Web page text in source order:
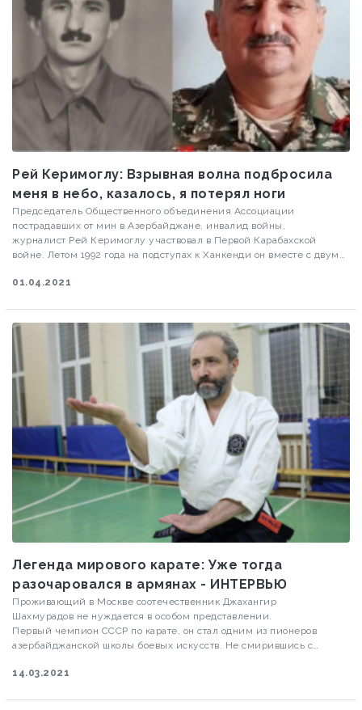
Рей Керимоглу: Взрывная волна подбросила
меня в небо, казалось, я потерял ноги
Председатель Общественного объединения Ассоциации
пострадавших от мин в Азербайджане, инвалид войны,
журналист Рей Керимоглу участвовал в Первой Карабахской
войне. Летом 1992 года на подступах к Ханкенди он вместе с двумя
серьезные ранения. В преддверии Международного дня
деятельности, связанной с
разминированием, Caliber.Az побеседовал с Р.Керимоглу:
01.04.2021
Легенда мирового карате: Уже тогда
разочаровался в армянах - ИНТЕРВЬЮ
Проживающий в Москве соотечественник Джахангир
Шахмурадов не нуждается в особом представлении.
Первый чемпион СССР по карате, он стал одним из пионеров
азербайджанской школы боевых искусств. Не смирившись с
профессию, найдя себя в философском направлении карате,
Когда мы обратились к Джахангиру муаллиму с просьбой дать
14.03.2021